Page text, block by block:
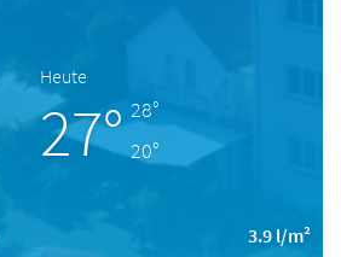
Heute
27° 28°
20°
3.9 l/m²